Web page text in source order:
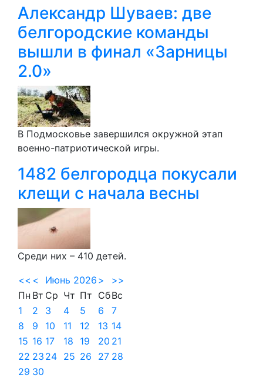
Александр Шуваев: две
белгородские команды
вышли в финал «Зарницы
2.0»
В Подмосковье завершился окружной этап
военно-патриотической игры.
1482 белгородца покусали
клещи с начала весны
Среди них – 410 детей.
<< < Июнь 2026 >
>>
Пн Вт Ср Чт Пт СбВс
1
2 3 4 5 6
7
8
9 10 11 12 13 14
15 16 17 18 19 20 21
22 23 24 25 26 27 28
29 30